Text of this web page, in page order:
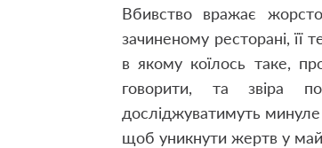
Вбивство вражає
зачиненому ресторані, її
в якому коїлось таке,
говорити, та звіра
досліджуватимуть минуле
щоб уникнути жертв у